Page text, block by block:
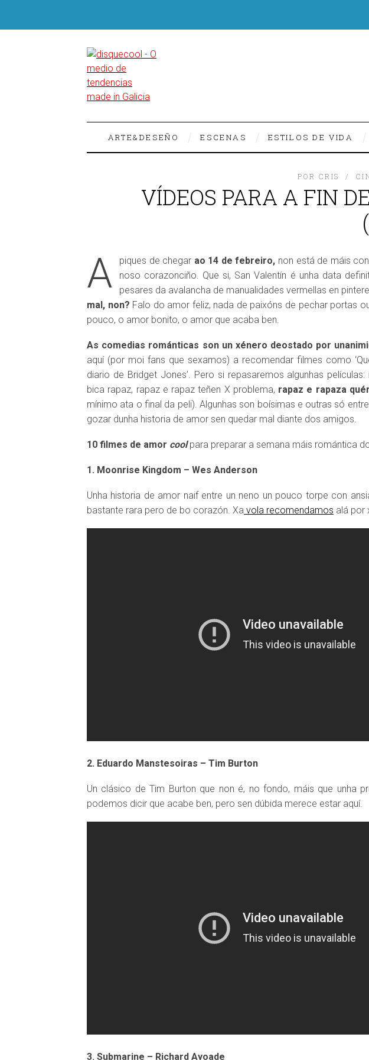
ARTE&DESEÑO ESCENAS ESTILOS DE VIDA
POR CRIS
VÍDEOS PARA A FIN
A piques de chegar ao 14 de febreiro, non está de máis
noso corazonciño. Que si, San Valentín é unha data
pesares da avalancha de manualidades vermellas en
mal, non? Falo do amor feliz, nada de paixóns de pechar portas
pouco, o amor bonito, o amor que acaba ben.
As comedias románticas son un xénero deostado por
aquí (por moi fans que sexamos) a recomendar filmes como
diario de Bridget Jones’. Pero si repasaremos algunhas
bica rapaz, rapaz e rapaz teñen X problema, rapaz e rapaza
mínimo ata o final da peli). Algunhas son boísimas e outras só
gozar dunha historia de amor sen quedar mal diante dos amigos.
10 filmes de amor cool para preparar a semana máis romántica
1. Moonrise Kingdom – Wes Anderson
Unha historia de amor naif entre un neno un pouco torpe con
bastante rara pero de bo corazón. Xa vola recomendamos alá por
2. Eduardo Manstesoiras – Tim Burton
Un clásico de Tim Burton que non é, no fondo, máis que unha
podemos dicir que acabe ben, pero sen dúbida merece estar aquí.
3. Submarine – Richard Ayoade